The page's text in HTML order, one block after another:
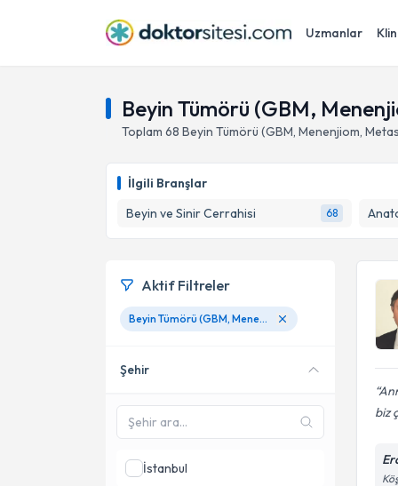
Uzmanlar
Beyin Tümörü (GBM,
Toplam 68 Beyin Tümörü (GBM, Menenjiom,
İlgili Branşlar
Beyin ve Sinir Cerrahisi
68
biz
Aktif Filtreler
Beyin Tümörü (GBM, Menenjiom, Metastaz)
Şehir
İstanbul